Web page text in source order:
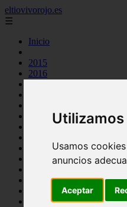
Usamos
anuncios
Aceptar
eltiovivorojo.es
☰
Inicio
2015
2016
espana
postres
reposteria
venezuela
verduras